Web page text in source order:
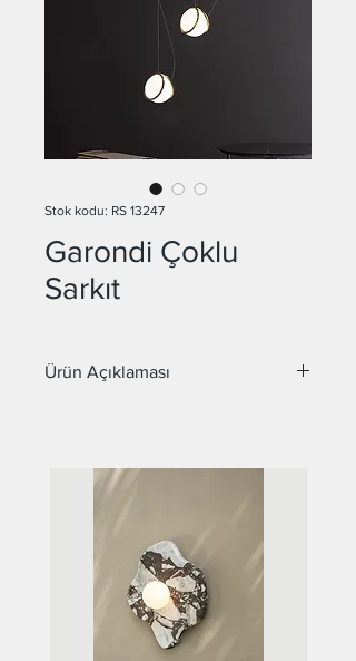
Stok kodu: RS 13247
Garondi Çoklu
Sarkıt
Ürün Açıklaması
İstenilen renk ve ölçülerde üretilebilir..